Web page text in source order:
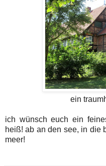
ein
ich wünsch euch ein
heiß! ab an den see, in die
meer!